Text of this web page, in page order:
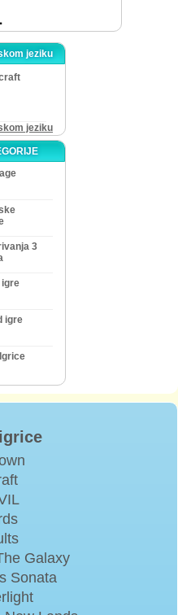
jeziku
jeziku
3
igre
igre
Galaxy
Sonata